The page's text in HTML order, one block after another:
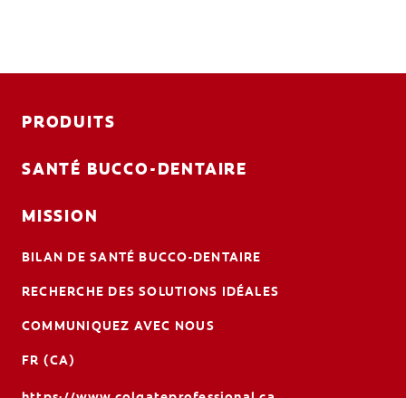
PRODUITS
SANTÉ BUCCO-DENTAIRE
MISSION
BILAN DE SANTÉ BUCCO-DENTAIRE
RECHERCHE DES SOLUTIONS IDÉALES
COMMUNIQUEZ AVEC NOUS
FR (CA)